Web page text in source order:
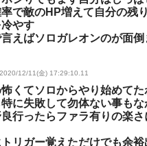
で敵のHP増えて自分の残
やす
えばソロガレオンのが面倒
2020/12/11(金) 17:29:10.11
くてソロからやり始めてた
に失敗して勿体ない事も
行ったらファラ有りの楽
リガー覚えただけでも余